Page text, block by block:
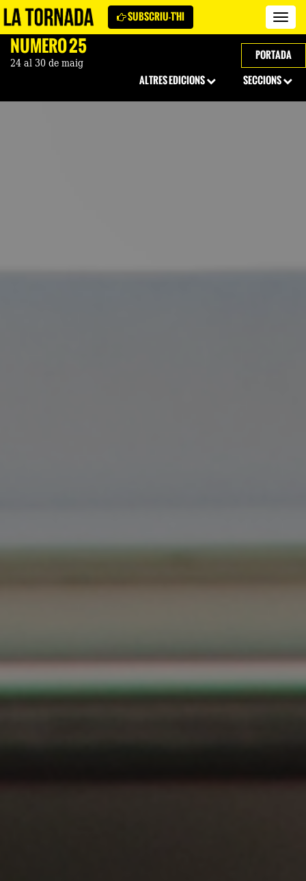
La
SUBSCRIU-T'HI
NÚMERO 25
24 al 30 de maig
PORTADA
SECCIONS
ALTRES EDICIONS